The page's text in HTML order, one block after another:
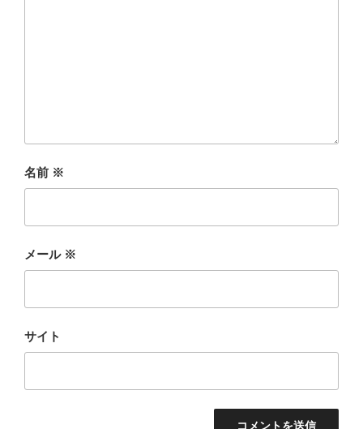
名前 ※
メール ※
サイト